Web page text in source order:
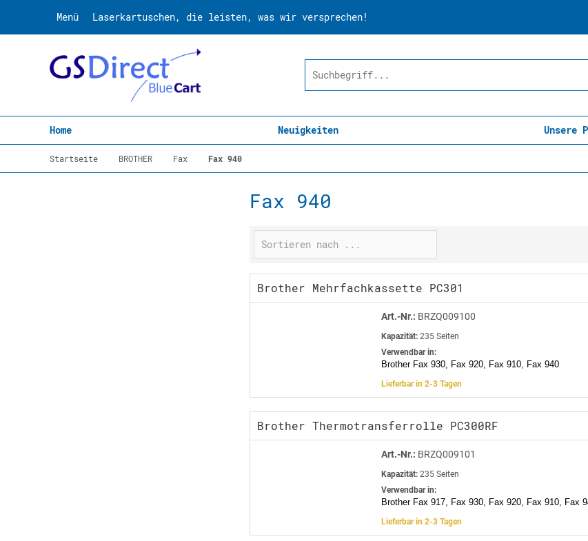
Menü Laserkartuschen, die leisten, was wir versprechen!
Home Neuigkeiten Unsere
Startseite BROTHER Fax Fax 940
Fax 940
Brother Mehrfachkassette PC301
Art.-Nr.: BRZQ009100
Kapazität: 235 Seiten
Verwendbar in:
Brother Fax 930, Fax 920, Fax 910, Fax 940
Lieferbar in 2-3 Tagen
Brother Thermotransferrolle PC300RF
Art.-Nr.: BRZQ009101
Kapazität: 235 Seiten
Verwendbar in:
Brother Fax 917, Fax 930, Fax 920, Fax 910, Fax
Lieferbar in 2-3 Tagen